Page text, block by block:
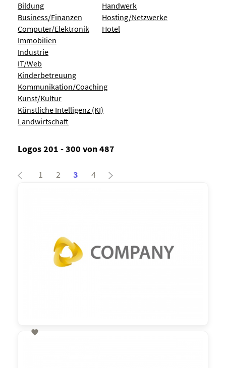
Bildung
Business/Finanzen
Computer/Elektronik
Handwerk
Hosting/Netzwerke
Hotel
Immobilien
Industrie
IT/Web
Kinderbetreuung
Kommunikation/Coaching
Kunst/Kultur
Künstliche Intelligenz (KI)
Landwirtschaft
Logos 201 - 300 von 487
1 2 3 4
